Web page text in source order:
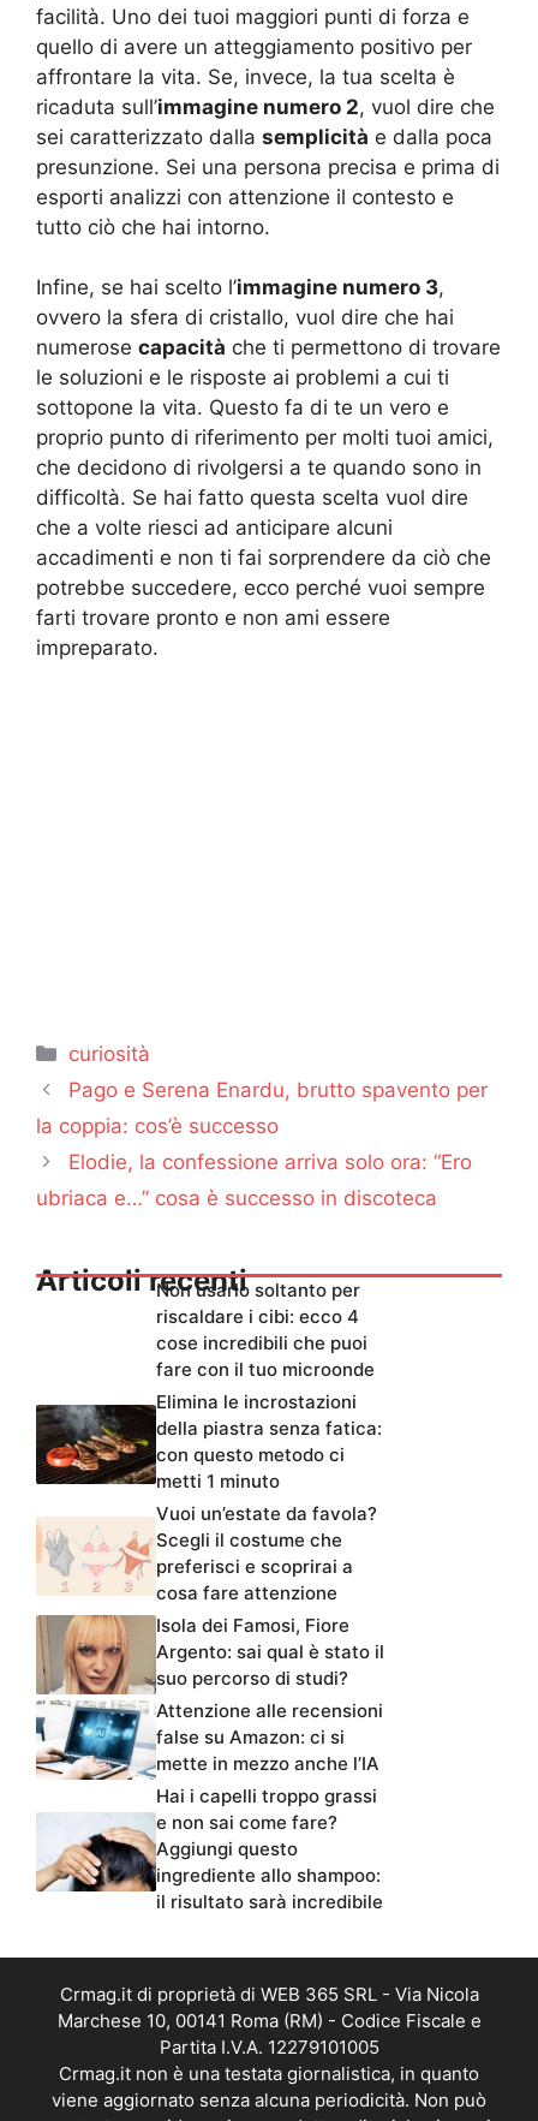
facilità. Uno dei tuoi maggiori punti di forza e
quello di avere un atteggiamento positivo per
affrontare la vita. Se, invece, la tua scelta è
ricaduta sull’immagine numero 2, vuol dire che
sei caratterizzato dalla semplicità e dalla poca
presunzione. Sei una persona precisa e prima di
esporti analizzi con attenzione il contesto e
tutto ciò che hai intorno.
Infine, se hai scelto l’immagine numero 3,
ovvero la sfera di cristallo, vuol dire che hai
numerose capacità che ti permettono di trovare
le soluzioni e le risposte ai problemi a cui ti
sottopone la vita. Questo fa di te un vero e
proprio punto di riferimento per molti tuoi amici,
che decidono di rivolgersi a te quando sono in
difficoltà. Se hai fatto questa scelta vuol dire
che a volte riesci ad anticipare alcuni
accadimenti e non ti fai sorprendere da ciò che
potrebbe succedere, ecco perché vuoi sempre
farti trovare pronto e non ami essere
impreparato.
Categorie
curiosità
Pago e Serena Enardu, brutto spavento per
la coppia: cos’è successo
Elodie, la confessione arriva solo ora: “Ero
ubriaca e…” cosa è successo in discoteca
Articoli recentiNon usarlo soltanto per
riscaldare i cibi: ecco 4
cose incredibili che puoi
fare con il tuo microonde
Elimina le incrostazioni
della piastra senza fatica:
con questo metodo ci
metti 1 minuto
Vuoi un’estate da favola?
Scegli il costume che
preferisci e scoprirai a
cosa fare attenzione
Isola dei Famosi, Fiore
Argento: sai qual è stato il
suo percorso di studi?
Attenzione alle recensioni
false su Amazon: ci si
mette in mezzo anche l’IA
Hai i capelli troppo grassi
e non sai come fare?
Aggiungi questo
ingrediente allo shampoo:
il risultato sarà incredibile
Crmag.it di proprietà di WEB 365 SRL - Via Nicola
Marchese 10, 00141 Roma (RM) - Codice Fiscale e
Partita I.V.A. 12279101005
Crmag.it non è una testata giornalistica, in quanto
viene aggiornato senza alcuna periodicità. Non può